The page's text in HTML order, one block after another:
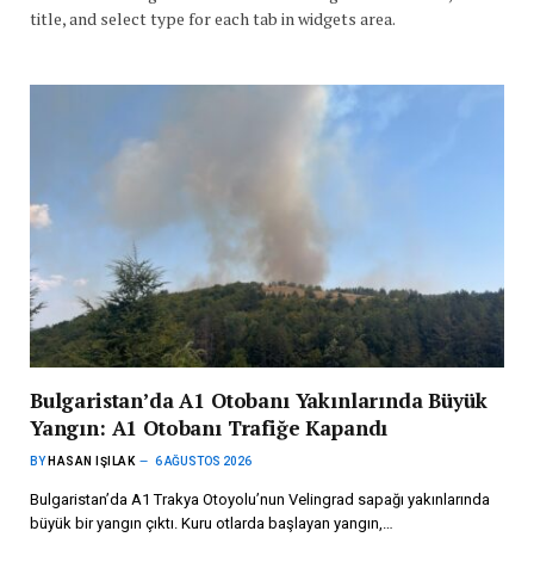
title, and select type for each tab in widgets area.
Bulgaristan’da A1 Otobanı Yakınlarında Büyük
Yangın: A1 Otobanı Trafiğe Kapandı
BY HASAN IŞILAK 6 AĞUSTOS 2026
Bulgaristan’da A1 Trakya Otoyolu’nun Velingrad sapağı yakınlarında
büyük bir yangın çıktı. Kuru otlarda başlayan yangın,…